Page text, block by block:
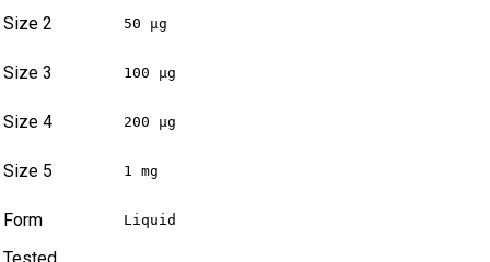
Size 2 50 µg
Size 3 100 µg
Size 4 200 µg
Size 5 1 mg
Form Liquid